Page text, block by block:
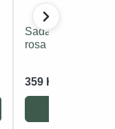
Sada kvašových
rosa 24x20ml
359 Kč